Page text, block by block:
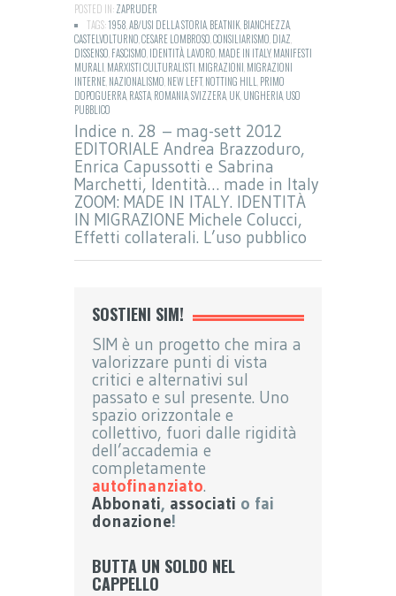
POSTED IN:ZAPRUDER
TAGS:1958 AB/USI DELLA STORIA BEATNIK BIANCHEZZA
CASTELVOLTURNO CESARE LOMBROSO CONSILIARISMO DIAZ
DISSENSO FASCISMO IDENTITÀ LAVORO MADE IN ITALY,MANIFESTI
MURALI MARXISTI CULTURALISTI MIGRAZIONI MIGRAZIONI
INTERNE NAZIONALISMO NEW LEFT,NOTTING HILL PRIMO
DOPOGUERRA RASTA ROMANIASVIZZERA UK UNGHERIA USO
PUBBLICO
Indice n. 28 – mag-sett 2012
EDITORIALE Andrea Brazzoduro,
Enrica Capussotti e Sabrina
Marchetti, Identità… made in Italy
ZOOM: MADE IN ITALY. IDENTITÀ
IN MIGRAZIONE Michele Colucci,
Effetti collaterali. L’uso pubblico
SOSTIENI SIM!
SIM è un progetto che mira a
valorizzare punti di vista
critici e alternativi sul
passato e sul presente. Uno
spazio orizzontale e
collettivo, fuori dalle rigidità
dell’accademia e
completamente
autofinanziato.
Abbonati, associati o fai
donazione!
BUTTA UN SOLDO NEL
CAPPELLO